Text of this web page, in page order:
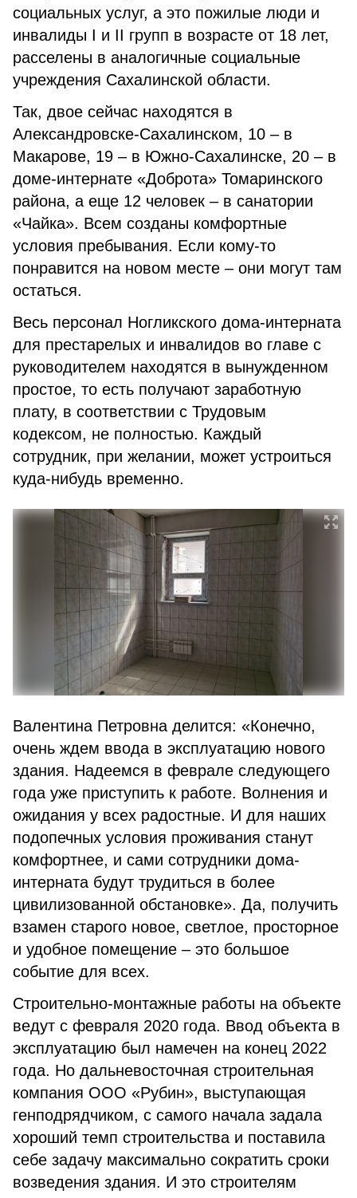
социальных услуг, а это пожилые люди и
инвалиды I и II групп в возрасте от 18 лет,
расселены в аналогичные социальные
учреждения Сахалинской области.
Так, двое сейчас находятся в
Александровске-Сахалинском, 10 – в
Макарове, 19 – в Южно-Сахалинске, 20 – в
доме-интернате «Доброта» Томаринского
района, а еще 12 человек – в санатории
«Чайка». Всем созданы комфортные
условия пребывания. Если кому-то
понравится на новом месте – они могут там
остаться.
Весь персонал Ногликского дома-интерната
для престарелых и инвалидов во главе с
руководителем находятся в вынужденном
простое, то есть получают заработную
плату, в соответствии с Трудовым
кодексом, не полностью. Каждый
сотрудник, при желании, может устроиться
куда-нибудь временно.
Валентина Петровна делится: «Конечно,
очень ждем ввода в эксплуатацию нового
здания. Надеемся в феврале следующего
года уже приступить к работе. Волнения и
ожидания у всех радостные. И для наших
подопечных условия проживания станут
комфортнее, и сами сотрудники дома-
интерната будут трудиться в более
цивилизованной обстановке». Да, получить
взамен старого новое, светлое, просторное
и удобное помещение – это большое
событие для всех.
Строительно-монтажные работы на объекте
ведут с февраля 2020 года. Ввод объекта в
эксплуатацию был намечен на конец 2022
года. Но дальневосточная строительная
компания ООО «Рубин», выступающая
генподрядчиком, с самого начала задала
хороший темп строительства и поставила
себе задачу максимально сократить сроки
возведения здания. И это строителям